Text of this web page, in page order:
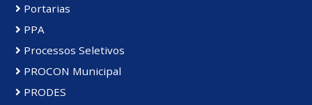
Portarias
PPA
Processos Seletivos
PROCON Municipal
PRODES